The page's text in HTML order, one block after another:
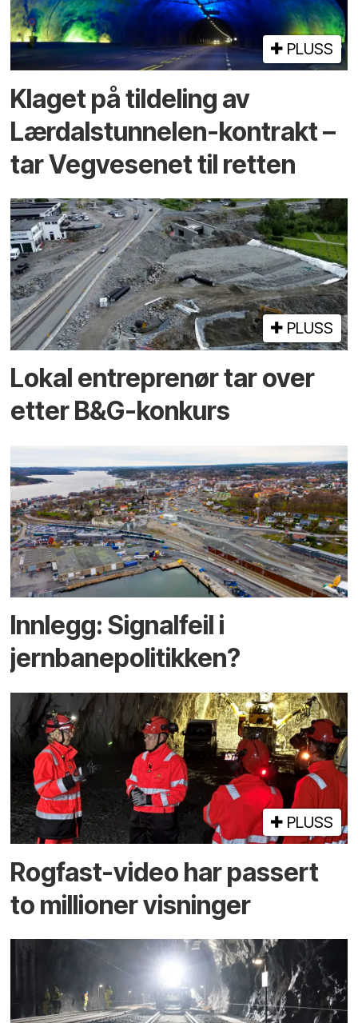
PLUSS
Klaget på tildeling av
Lærdalstunnelen-kontrakt –
tar Vegvesenet til retten
PLUSS
Lokal entreprenør tar over
etter B&G-konkurs
Innlegg: Signalfeil i
jernbanepolitikken?
PLUSS
Rogfast-video har passert
to millioner visninger